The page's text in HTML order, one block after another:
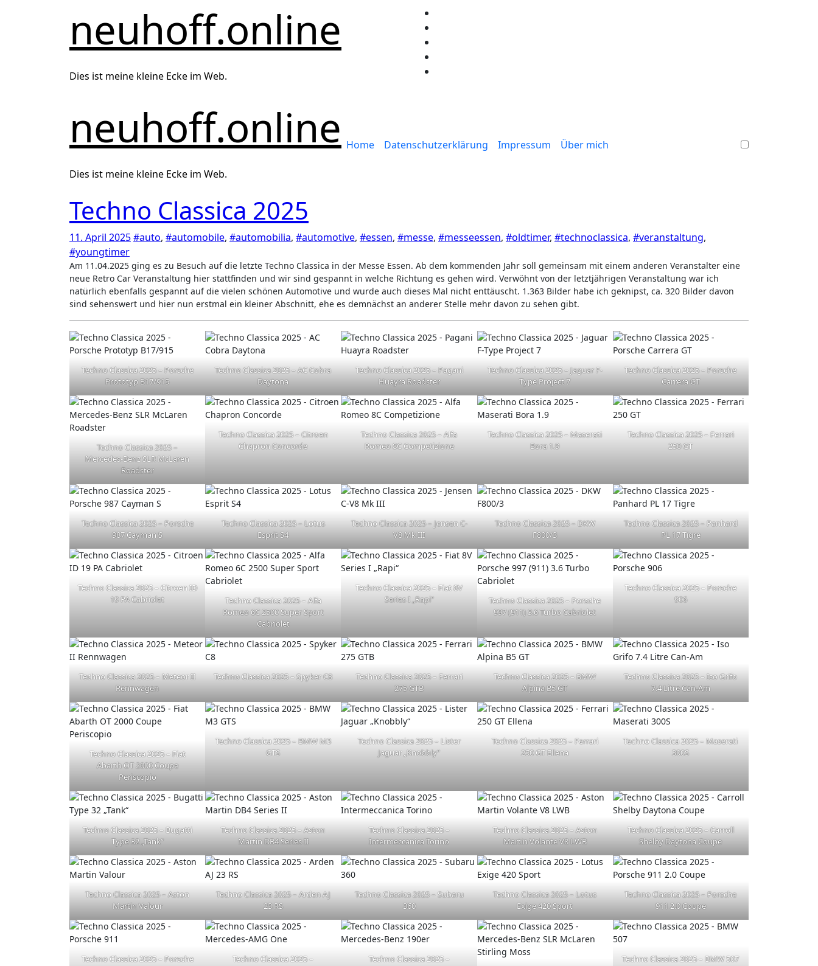
neuhoff.online
Dies ist meine kleine Ecke im Web.
neuhoff.online
Dies ist meine kleine Ecke im Web.
Home Datenschutzerklärung Impressum Über mich
Techno Classica 2025
11. April 2025#auto, #automobile, #automobilia, #automotive, #essen, #messe, #messeessen, #oldtimer, #technoclassica, #veranstaltung,
#youngtimer
Am 11.04.2025 ging es zu Besuch auf die letzte Techno Classica in der Messe Essen. Ab dem kommenden Jahr soll gemeinsam mit einem anderen Veranstalter eine
neue Retro Car Veranstaltung hier stattfinden und wir sind gespannt in welche Richtung es gehen wird. Verwöhnt von der letztjährigen Veranstaltung war ich
natürlich ebenfalls gespannt auf die vielen schönen Automotive und wurde auch dieses Mal nicht enttäuscht. 1.363 Bilder habe ich geknipst, ca. 320 Bilder davon
sind sehenswert und hier nun erstmal ein kleiner Abschnitt, ehe es demnächst an anderer Stelle mehr davon zu sehen gibt.
Techno Classica 2025 – Porsche
Prototyp B17/915
Techno Classica 2025 – AC Cobra
Daytona
Techno Classica 2025 – Pagani
Huayra Roadster
Techno Classica 2025 – Jaguar F-
Type Project 7
Techno Classica 2025 – Porsche
Carrera GT
Techno Classica 2025 –
Mercedes-Benz SLR McLaren
Roadster
Techno Classica 2025 – Citroen
Chapron Concorde
Techno Classica 2025 – Alfa
Romeo 8C Competizione
Techno Classica 2025 – Maserati
Bora 1.9
Techno Classica 2025 – Ferrari
250 GT
Techno Classica 2025 – Porsche
987 Cayman S
Techno Classica 2025 – Lotus
Esprit S4
Techno Classica 2025 – Jensen C-
V8 Mk III
Techno Classica 2025 – DKW
F800/3
Techno Classica 2025 – Panhard
PL 17 Tigre
Techno Classica 2025 – Citroen ID
19 PA Cabriolet
Techno Classica 2025 – Alfa
Romeo 6C 2500 Super Sport
Cabriolet
Techno Classica 2025 – Fiat 8V
Series I „Rapi“
Techno Classica 2025 – Porsche
997 (911) 3.6 Turbo Cabriolet
Techno Classica 2025 – Porsche
906
Techno Classica 2025 – Meteor II
Rennwagen
Techno Classica 2025 – Spyker C8
Techno Classica 2025 – Ferrari
275 GTB
Techno Classica 2025 – BMW
Alpina B5 GT
Techno Classica 2025 – Iso Grifo
7.4 Litre Can-Am
Techno Classica 2025 – Fiat
Abarth OT 2000 Coupe
Periscopio
Techno Classica 2025 – BMW M3
GTS
Techno Classica 2025 – Lister
Jaguar „Knobbly“
Techno Classica 2025 – Ferrari
250 GT Ellena
Techno Classica 2025 – Maserati
300S
Techno Classica 2025 – Bugatti
Type 32 „Tank“
Techno Classica 2025 – Aston
Martin DB4 Series II
Techno Classica 2025 –
Intermeccanica Torino
Techno Classica 2025 – Aston
Martin Volante V8 LWB
Techno Classica 2025 – Carroll
Shelby Daytona Coupe
Techno Classica 2025 – Aston
Martin Valour
Techno Classica 2025 – Arden AJ
23 RS
Techno Classica 2025 – Subaru
360
Techno Classica 2025 – Lotus
Exige 420 Sport
Techno Classica 2025 – Porsche
911 2.0 Coupe
Techno Classica 2025 – Porsche
Techno Classica 2025 –
Techno Classica 2025 –
Techno Classica 2025 – BMW 507